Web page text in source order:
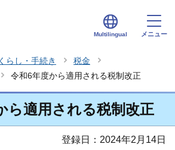
Multilingual メニュー
くらし・手続き
税金
令和6年度から適用される税制改正
ら適用される税制改正
登録日：2024年2月14日